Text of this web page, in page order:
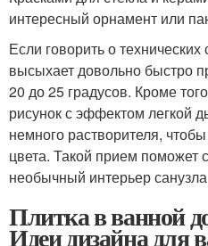
интересный орнамент или
Если говорить о технических
высыхает довольно быстро
20 до 25 градусов. Кроме
рисунок с эффектом легкой
немного растворителя,
цвета. Такой прием поможет
необычный интерьер
Плитка в ванной
Идеи дизайна для